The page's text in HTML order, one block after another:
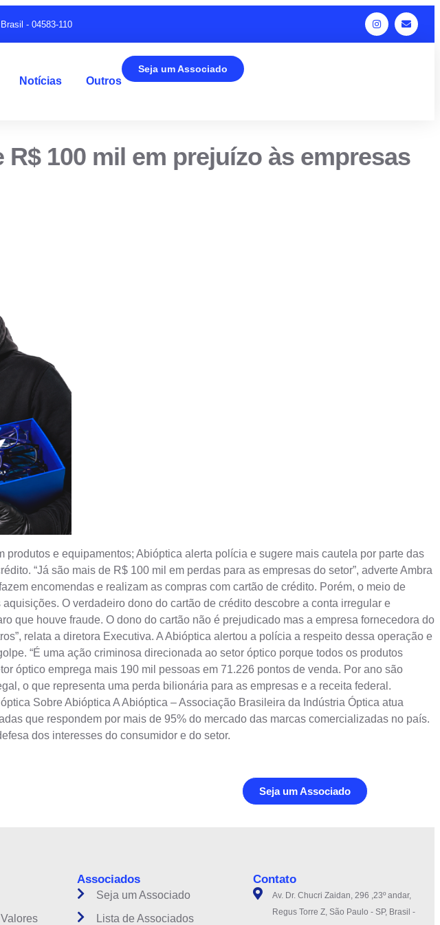
- 04583-110
Notícias Outros
Seja um Associado
100 mil em prejuízo às empresas
e equipamentos; Abióptica alerta polícia e sugere mais cautela por parte das
“Já são mais de R$ 100 mil em perdas para as empresas do setor”, adverte Ambra
encomendas e realizam as compras com cartão de crédito. Porém, o meio de
O verdadeiro dono do cartão de crédito descobre a conta irregular e
que houve fraude. O dono do cartão não é prejudicado mas a empresa fornecedora do
relata a diretora Executiva. A Abióptica alertou a polícia a respeito dessa operação e
“É uma ação criminosa direcionada ao setor óptico porque todos os produtos
óptico emprega mais 190 mil pessoas em 71.226 pontos de venda. Por ano são
o que representa uma perda bilionária para as empresas e a receita federal.
Sobre Abióptica A Abióptica – Associação Brasileira da Indústria Óptica atua
que respondem por mais de 95% do mercado das marcas comercializadas no país.
dos interesses do consumidor e do setor.
Seja um Associado
Associados
Seja um Associado
Lista de Associados
Contato
Av. Dr. Chucri Zaidan, 296 ,23º andar,
Regus Torre Z, São Paulo - SP, Brasil -